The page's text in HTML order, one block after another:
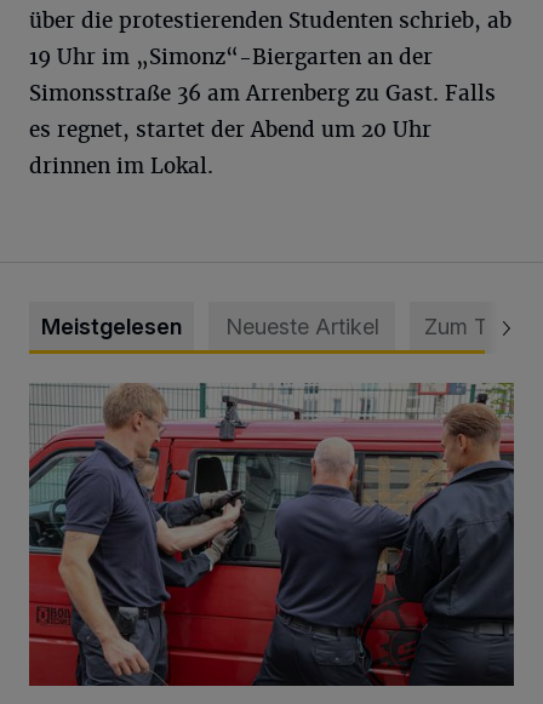
über die protestierenden Studenten schrieb, ab
19 Uhr im „Simonz“-Biergarten an der
Simonsstraße 36 am Arrenberg zu Gast. Falls
es regnet, startet der Abend um 20 Uhr
drinnen im Lokal.
Meistgelesen Neueste Artikel Zum Thema
Feuerwehr befreit Kind aus verschlossenem VW Bulli